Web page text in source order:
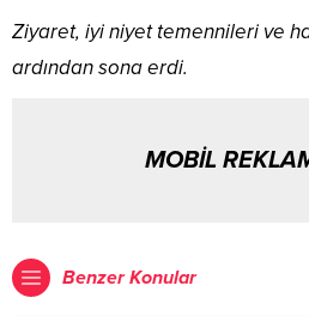
Ziyaret, iyi niyet temennileri ve
ardından sona erdi.
MOBİL
Benzer Konular